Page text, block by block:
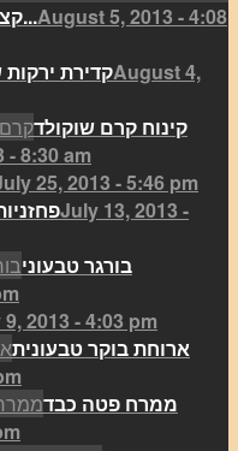
קציצות “דגים” טבעוניות ברוטב...August 5, 2013 - 4:08
קדירתAugust 4,
קינוח קרם שוקולד
- 8:30 am
25, 2013 - 5:46 pm
July 13, 2013 -
בורגר טבעוני
2013 - 4:03 pm
ארוחת בוקר טבעונית
ממרח פטה כבד